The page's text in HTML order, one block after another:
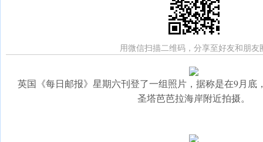
用微信扫描二维码，分享至好友和朋友
英国《每日邮报》星期六刊登了一组照片，据称是在9月底
圣塔芭芭拉海岸附近拍摄。